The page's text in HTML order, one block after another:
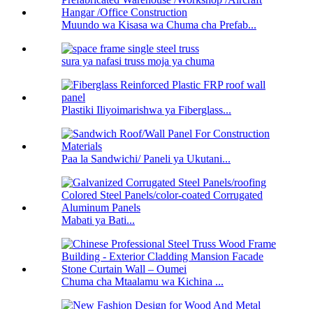
Muundo wa Kisasa wa Chuma cha Prefab...
sura ya nafasi truss moja ya chuma
Plastiki Iliyoimarishwa ya Fiberglass...
Paa la Sandwichi/ Paneli ya Ukutani...
Mabati ya Bati...
Chuma cha Mtaalamu wa Kichina ...